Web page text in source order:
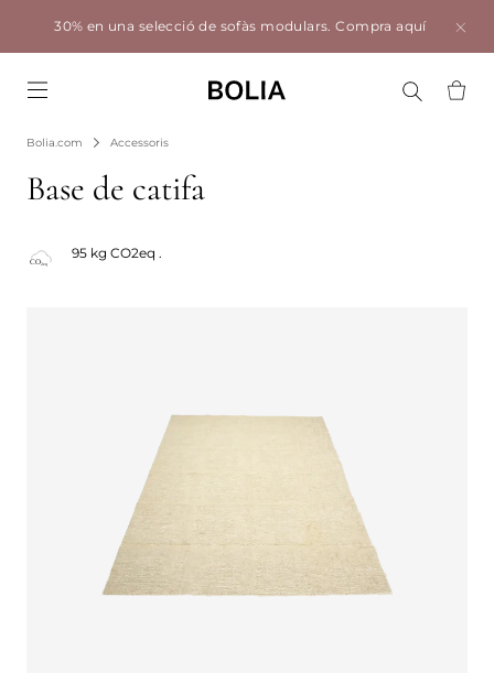
30% en una selecció de sofàs modulars.Compra aquí
Bolia.com Accessoris
Base de catifa
95 kg CO2eq .